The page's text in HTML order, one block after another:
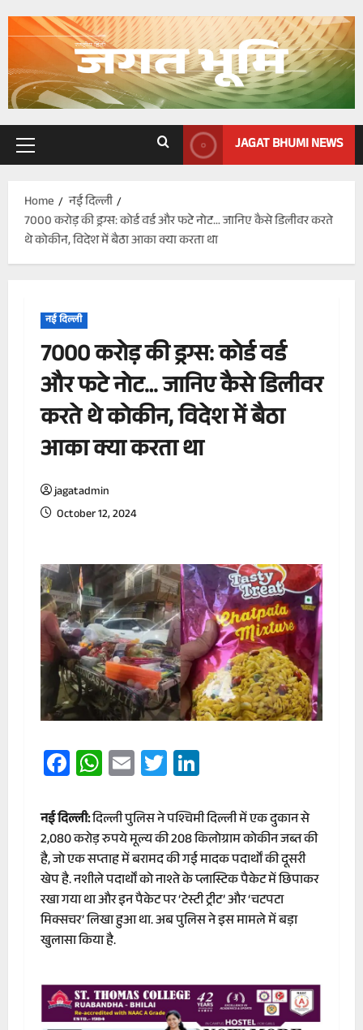
Primary
JAGAT BHUMI NEWS
Home
नई दिल्ली
7000 करोड़ की ड्रग्स: कोर्ड वर्ड और फटे नोट… जानिए कैसे डिलीवर करते
थे कोकीन, विदेश में बैठा आका क्या करता था
नई दिल्ली
7000 करोड़ की ड्रग्स: कोर्ड वर्ड
और फटे नोट… जानिए कैसे डिलीवर
करते थे कोकीन, विदेश में बैठा
आका क्या करता था
jagatadmin
October 12, 2024
Facebook
WhatsApp
EmailTwitter
नई दिल्ली:दिल्ली पुलिस ने पश्चिमी दिल्ली में एक दुकान से
2,080 करोड़ रुपये मूल्य की 208 किलोग्राम कोकीन जब्त की
है, जो एक सप्ताह में बरामद की गई मादक पदार्थों की दूसरी
खेप है. नशीले पदार्थों को नाश्ते के प्लास्टिक पैकेट में छिपाकर
रखा गया था और इन पैकेट पर ‘टेस्टी ट्रीट’ और ‘चटपटा
मिक्सचर’ लिखा हुआ था. अब पुलिस ने इस मामले में बड़ा
खुलासा किया है.